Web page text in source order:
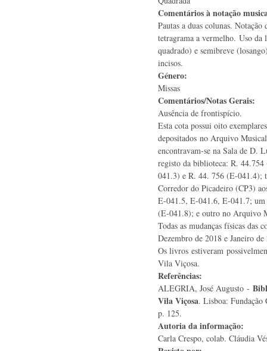
Comentários à notação
Pautas a duas colunas. Notação
tetragrama a vermelho. Uso
quadrado) e semibreve
incisos.
Género:
Missas
Comentários/Notas Gerais:
Ausência de frontispício.
Esta cota possui oito
depositados no Arquivo
encontravam-se na Sala de D.
registo da biblioteca: R.
041.3) e R. 44. 756 (E-041.4);
Corredor do Picadeiro (CP3)
E-041.5, E-041.6, E-041.7;
(E-041.8); e outro no Arquivo
Todas as mudanças físicas das
Dezembro de 2018 e Janeiro de
Os livros estiveram
Vila Viçosa.
Referências:
ALEGRIA, José Augusto -
Vila Viçosa. Lisboa: Fundação
p. 125.
Autoria da informação:
Carla Crespo, colab. Cláudia